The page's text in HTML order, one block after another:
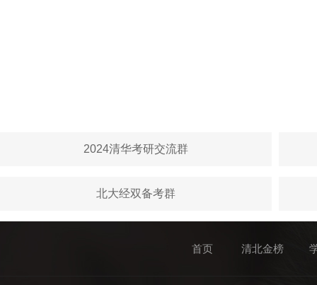
2024清华考研交流群
北大经双备考群
首页 清北金榜